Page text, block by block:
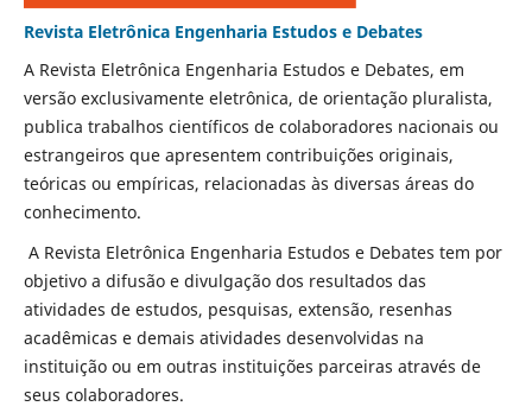
Revista Eletrônica Engenharia Estudos e Debates
A Revista Eletrônica Engenharia Estudos e Debates, em
versão exclusivamente eletrônica, de orientação pluralista,
publica trabalhos científicos de colaboradores nacionais ou
estrangeiros que apresentem contribuições originais,
teóricas ou empíricas, relacionadas às diversas áreas do
conhecimento.
A Revista Eletrônica Engenharia Estudos e Debates tem por
objetivo a difusão e divulgação dos resultados das
atividades de estudos, pesquisas, extensão, resenhas
acadêmicas e demais atividades desenvolvidas na
instituição ou em outras instituições parceiras através de
seus colaboradores.